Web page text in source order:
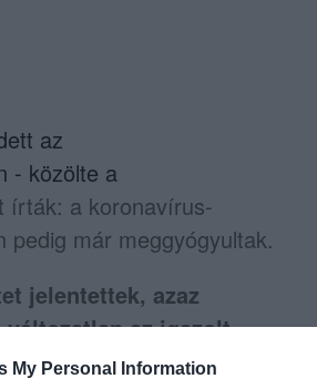
My Personal Information
az
- közölte a
írták: a koronavírus-
már meggyógyultak.
jelentettek, azaz
az igazolt